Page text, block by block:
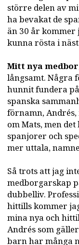
större delen av
ha bevakat de
än 30 år
kunna rösta i
Mitt nya
långsamt. Några
hunnit fundera
spanska
förnamn, Andrés,
om Mats, men
spanjorer och
mer uttala,
Så trots att jag
medborgarskap
dubbelliv.
hittills kommer
mina nya och
Andrés som
barn har många